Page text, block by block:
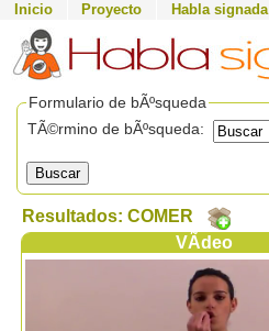
Inicio Proyecto Habla signada
Formulario de bÃºsqueda
TÃ©rmino de bÃºsqueda:
Buscar
Resultados: COMER
VÃ­deo